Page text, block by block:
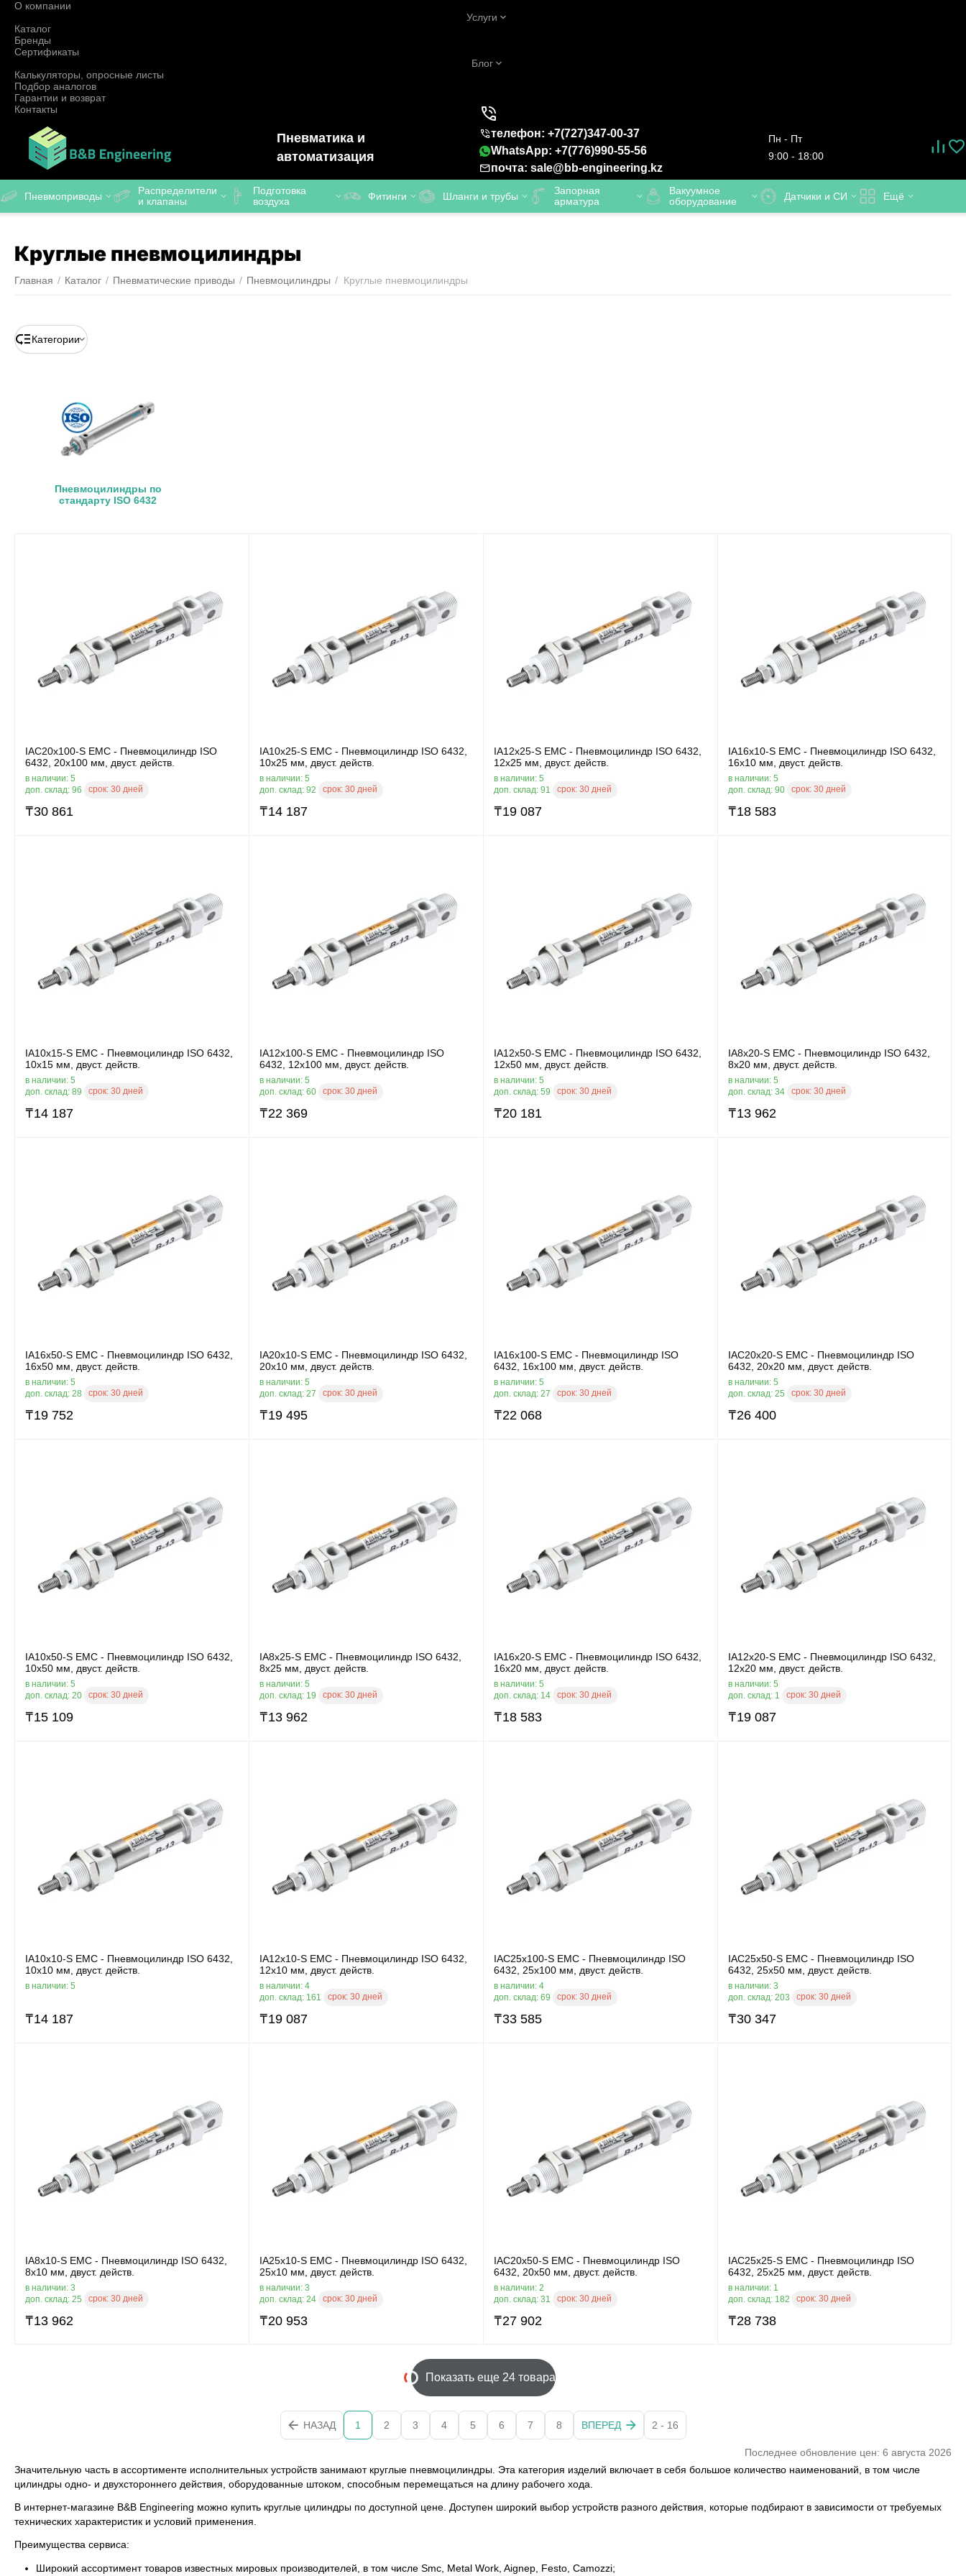
О компании
Услуги
Каталог
Бренды
Сертификаты
Блог
Калькуляторы, опросные листы
Подбор аналогов
Гарантии и возврат
Контакты
Пневматика и
автоматизация
телефон: +7(727)347-00-37
WhatsApp: +7(776)990-55-56
почта: sale@bb-engineering.kz
Пн - Пт
9:00 - 18:00
Пневмоприводы
Распределители
и клапаны
Подготовка
воздуха
Фитинги Шланги и трубы
Запорная
арматура
Вакуумное
оборудование
Датчики и СИ Ещё
Круглые пневмоцилиндры
Главная / Каталог / Пневматические приводы / Пневмоцилиндры / Круглые пневмоцилиндры
Категории
Пневмоцилиндры по
стандарту ISO 6432
IAC20x100-S EMC - Пневмоцилиндр ISO
6432, 20x100 мм, двуст. действ.
в наличии: 5
доп. склад: 96
срок: 30 дней
₸30 861
IA10x25-S EMC - Пневмоцилиндр ISO 6432,
10x25 мм, двуст. действ.
в наличии: 5
доп. склад: 92
срок: 30 дней
₸14 187
IA12x25-S EMC - Пневмоцилиндр ISO 6432,
12x25 мм, двуст. действ.
в наличии: 5
доп. склад: 91
срок: 30 дней
₸19 087
IA16x10-S EMC - Пневмоцилиндр ISO 6432,
16x10 мм, двуст. действ.
в наличии: 5
доп. склад: 90
срок: 30 дней
₸18 583
IA10x15-S EMC - Пневмоцилиндр ISO 6432,
10x15 мм, двуст. действ.
в наличии: 5
доп. склад: 89
срок: 30 дней
₸14 187
IA12x100-S EMC - Пневмоцилиндр ISO
6432, 12x100 мм, двуст. действ.
в наличии: 5
доп. склад: 60
срок: 30 дней
₸22 369
IA12x50-S EMC - Пневмоцилиндр ISO 6432,
12x50 мм, двуст. действ.
в наличии: 5
доп. склад: 59
срок: 30 дней
₸20 181
IA8x20-S EMC - Пневмоцилиндр ISO 6432,
8x20 мм, двуст. действ.
в наличии: 5
доп. склад: 34
срок: 30 дней
₸13 962
IA16x50-S EMC - Пневмоцилиндр ISO 6432,
16x50 мм, двуст. действ.
в наличии: 5
доп. склад: 28
срок: 30 дней
₸19 752
IA20x10-S EMC - Пневмоцилиндр ISO 6432,
20x10 мм, двуст. действ.
в наличии: 5
доп. склад: 27
срок: 30 дней
₸19 495
IA16x100-S EMC - Пневмоцилиндр ISO
6432, 16x100 мм, двуст. действ.
в наличии: 5
доп. склад: 27
срок: 30 дней
₸22 068
IAC20x20-S EMC - Пневмоцилиндр ISO
6432, 20x20 мм, двуст. действ.
в наличии: 5
доп. склад: 25
срок: 30 дней
₸26 400
IA10x50-S EMC - Пневмоцилиндр ISO 6432,
10x50 мм, двуст. действ.
в наличии: 5
доп. склад: 20
срок: 30 дней
₸15 109
IA8x25-S EMC - Пневмоцилиндр ISO 6432,
8x25 мм, двуст. действ.
в наличии: 5
доп. склад: 19
срок: 30 дней
₸13 962
IA16x20-S EMC - Пневмоцилиндр ISO 6432,
16x20 мм, двуст. действ.
в наличии: 5
доп. склад: 14
срок: 30 дней
₸18 583
IA12x20-S EMC - Пневмоцилиндр ISO 6432,
12x20 мм, двуст. действ.
в наличии: 5
доп. склад: 1
срок: 30 дней
₸19 087
IA10x10-S EMC - Пневмоцилиндр ISO 6432,
10x10 мм, двуст. действ.
в наличии: 5
₸14 187
IA12x10-S EMC - Пневмоцилиндр ISO 6432,
12x10 мм, двуст. действ.
в наличии: 4
доп. склад: 161
срок: 30 дней
₸19 087
IAC25x100-S EMC - Пневмоцилиндр ISO
6432, 25x100 мм, двуст. действ.
в наличии: 4
доп. склад: 69
срок: 30 дней
₸33 585
IAC25x50-S EMC - Пневмоцилиндр ISO
6432, 25x50 мм, двуст. действ.
в наличии: 3
доп. склад: 203
срок: 30 дней
₸30 347
IA8x10-S EMC - Пневмоцилиндр ISO 6432,
8x10 мм, двуст. действ.
в наличии: 3
доп. склад: 25
срок: 30 дней
₸13 962
IA25x10-S EMC - Пневмоцилиндр ISO 6432,
25x10 мм, двуст. действ.
в наличии: 3
доп. склад: 24
срок: 30 дней
₸20 953
IAC20x50-S EMC - Пневмоцилиндр ISO
6432, 20x50 мм, двуст. действ.
в наличии: 2
доп. склад: 31
срок: 30 дней
₸27 902
IAC25x25-S EMC - Пневмоцилиндр ISO
6432, 25x25 мм, двуст. действ.
в наличии: 1
доп. склад: 182
срок: 30 дней
₸28 738
Показать еще 24 товара
НАЗАД 1 2 3 4 5 6 7 8 ВПЕРЕД 2 - 16
Последнее обновление цен: 6 августа 2026
Значительную часть в ассортименте исполнительных устройств занимают круглые пневмоцилиндры. Эта категория изделий включает в себя большое количество наименований, в том числе
цилиндры одно- и двухстороннего действия, оборудованные штоком, способным перемещаться на длину рабочего хода.
В интернет-магазине B&B Engineering можно купить круглые цилиндры по доступной цене. Доступен широкий выбор устройств разного действия, которые подбирают в зависимости от требуемых
технических характеристик и условий применения.
Преимущества сервиса:
Широкий ассортимент товаров известных мировых производителей, в том числе Smc, Metal Work, Aignep, Festo, Camozzi;